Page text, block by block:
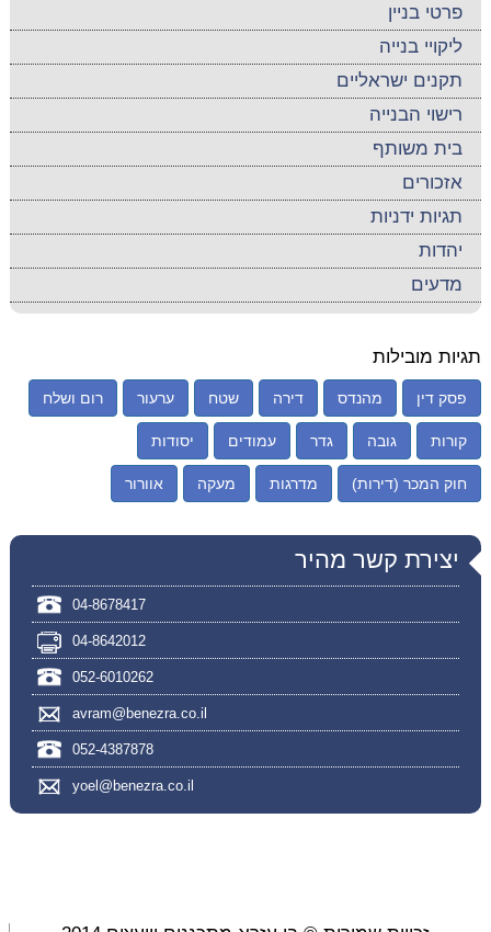
פרטי בניין
ליקויי בנייה
תקנים ישראליים
רישוי הבנייה
בית משותף
אזכורים
תגיות ידניות
יהדות
מדעים
תגיות מובילות
פסק דין מהנדס דירה שטח ערעור רום ושלח
קורות גובה גדר עמודים יסודות
חוק המכר (דירות) מדרגות מעקה אוורור
יצירת קשר מהיר
04-8678417
04-8642012
052-6010262
avram@benezra.co.il
052-4387878
yoel@benezra.co.il